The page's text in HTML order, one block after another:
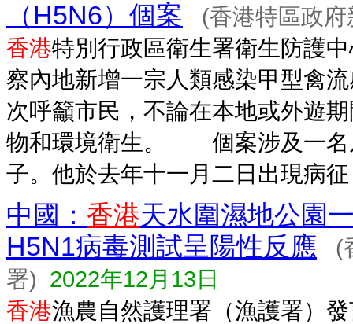
（H5N6）個案
(香港特區政
香港特別行政區衛生署衛生防護
察內地新增一宗人類感染甲型禽
次呼籲市民，不論在本地或外遊
物和環境衛生。 個案涉及一名
子。他於去年十一月二日出現病
中國： 香港天水圍濕地公園
H5N1病毒測試呈陽性反應
(
署) 2022年12月13日
香港漁農自然護理署（漁護署）